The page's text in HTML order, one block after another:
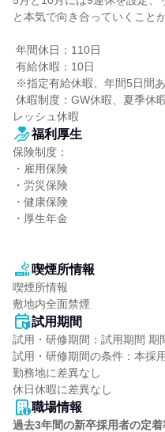
と本気で向き合っていくこと
レッシュ休暇
福利厚生
保険制度：
・雇用保険
・労災保険
・健康保険
・厚生年金
喫煙所情報
喫煙所情報
敷地内全面禁煙
試用期間
試用・研修期間：試用期間 期
試用・研修期間の条件：本採
勤務地に差異なし
職場情報
過去3年間の新卒採用者の定着